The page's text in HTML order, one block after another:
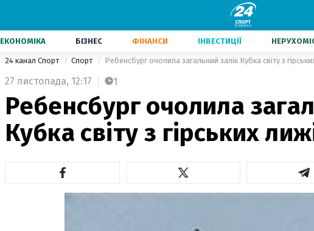
ЕКОНОМІКА БІЗНЕС ФІНАНСИ ІНВЕСТИЦІЇ
24 канал Спорт Спорт Ребенсбург очолила загальний залік Кубка світу з
27 листопада, 12:17 1
Ребенсбург очолила
Кубка світу з гірських